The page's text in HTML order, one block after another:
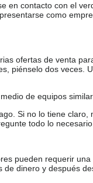
en contacto con el
como
ofertas de venta
piénselo dos veces.
de equipos
Si no lo tiene
todo lo necesario.
pueden requerir
dinero y después